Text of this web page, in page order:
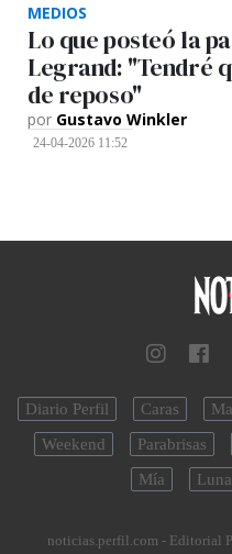
MEDIOS
Lo que posteó la
Legrand: "Tendré
de reposo"
por Gustavo Winkler
24-04-2026 11:52
Diario Perfil Caras
Weekend
Parabrisas
Mía
noticias.perfil.com - Editorial